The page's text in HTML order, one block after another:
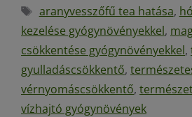
aranyvesszőfű tea hatása,
kezelése gyógynövényekkel,
csökkentése gyógynövényekkel,
gyulladáscsökkentő,
vérnyomáscsökkentő,
vízhajtó gyógynövények